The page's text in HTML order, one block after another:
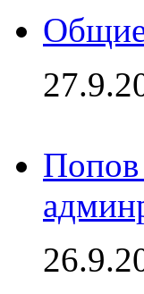
Общие
Попов